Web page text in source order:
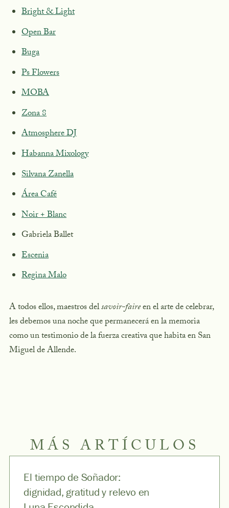
Bright & Light
Open Bar
Buga
Ps Flowers
MOBA
Zona 8
Atmosphere DJ
Habanna Mixology
Silvana Zanella
Área Café
Noir + Blanc
Gabriela Ballet
Escenia
Regina Malo
A todos ellos, maestros delsavoir-faireen el arte de celebrar,
les debemos una noche que permanecerá en la memoria
como un testimonio de la fuerza creativa que habita en San
Miguel de Allende.
MÁS ARTÍCULOS
El tiempo de Soñador:
dignidad, gratitud y relevo en